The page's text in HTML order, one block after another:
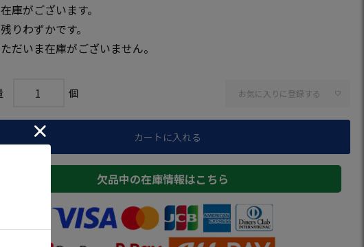
在庫がございます。
残りわずかです。
ただいま在庫がございません。
お気に入りに登録する
カートに入れる
欠品中の在庫情報はこちら